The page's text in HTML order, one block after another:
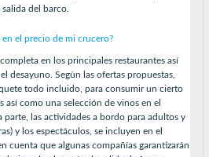
del barco.
el precio de mi crucero?
en los principales restaurantes así
desayuno. Segùn las ofertas propuestas,
todo incluido, para consumir un cierto
así como una selección de vinos en el
parte, las actividades a bordo para adultos y
y los espectáculos, se incluyen en el
cuenta que algunas compañías garantizarán